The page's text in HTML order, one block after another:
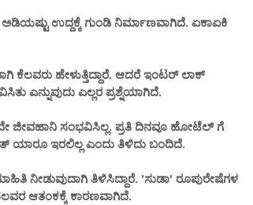
ಉದ್ದಕ್ಕೆ ಗುಂಡಿ ನಿರ್ಮಾಣವಾಗಿದೆ. ಏಕಾಏಕಿ
ಕೆಲವರು ಹೇಳುತ್ತಿದ್ದಾರೆ. ಆದರೆ ಇಂಟರ್ ಲಾಕ್
ಎನ್ನುವುದು ಎಲ್ಲರ ಪ್ರಶ್ನೆಯಾಗಿದೆ.
ಜೀವಹಾನಿ ಸಂಭವಿಸಿಲ್ಲ. ಪ್ರತಿ ದಿನವೂ ಹೋಟೆಲ್ ಗೆ
ಯಾರೂ ಇರಲಿಲ್ಲ ಎಂದು ತಿಳಿದು ಬಂದಿದೆ.
ನೀಡುವುದಾಗಿ ತಿಳಿಸಿದ್ದಾರೆ. 'ಸುಡಾ' ರೂಪುರೇಷೆಗಳ
ಆತಂಕಕ್ಕೆ ಕಾರಣವಾಗಿದೆ.